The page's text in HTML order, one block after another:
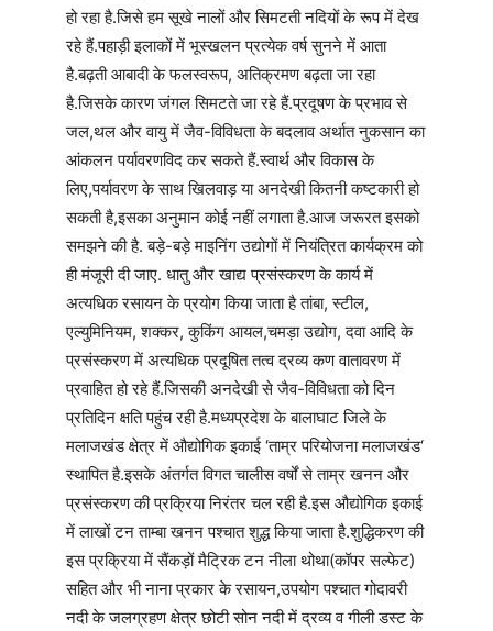
हो रहा है.जिसे हम सूखे नालों और सिमटती नदियों के रूप में देख
रहे हैं.पहाड़ी इलाकों में भूस्खलन प्रत्येक वर्ष सुनने में आता
है.बढ़ती आबादी के फलस्वरूप, अतिक्रमण बढ़ता जा रहा
है.जिसके कारण जंगल सिमटते जा रहे हैं.प्रदूषण के प्रभाव से
जल,थल और वायु में जैव-विविधता के बदलाव अर्थात नुकसान का
आंकलन पर्यावरणविद कर सकते हैं.स्वार्थ और विकास के
लिए,पर्यावरण के साथ खिलवाड़ या अनदेखी कितनी कष्टकारी हो
सकती है,इसका अनुमान कोई नहीं लगाता है.आज जरूरत इसको
समझने की है. बड़े-बड़े माइनिंग उद्योगों में नियंत्रित कार्यक्रम को
ही मंजूरी दी जाए. धातु और खाद्य प्रसंस्करण के कार्य में
अत्यधिक रसायन के प्रयोग किया जाता है तांबा, स्टील,
एल्युमिनियम, शक्कर, कुकिंग आयल,चमड़ा उद्योग, दवा आदि के
प्रसंस्करण में अत्यधिक प्रदूषित तत्व द्रव्य कण वातावरण में
प्रवाहित हो रहे हैं.जिसकी अनदेखी से जैव-विविधता को दिन
प्रतिदिन क्षति पहुंच रही है.मध्यप्रदेश के बालाघाट जिले के
मलाजखंड क्षेत्र में औद्योगिक इकाई ‘ताम्र परियोजना मलाजखंड‘
स्थापित है.इसके अंतर्गत विगत चालीस वर्षों से ताम्र खनन और
प्रसंस्करण की प्रक्रिया निरंतर चल रही है.इस औद्योगिक इकाई
में लाखों टन ताम्बा खनन पश्चात शुद्ध किया जाता है.शुद्धिकरण की
इस प्रक्रिया में सैंकड़ों मैट्रिक टन नीला थोथा(कॉपर सल्फेट)
सहित और भी नाना प्रकार के रसायन,उपयोग पश्चात गोदावरी
नदी के जलग्रहण क्षेत्र छोटी सोन नदी में द्रव्य व गीली डस्ट के